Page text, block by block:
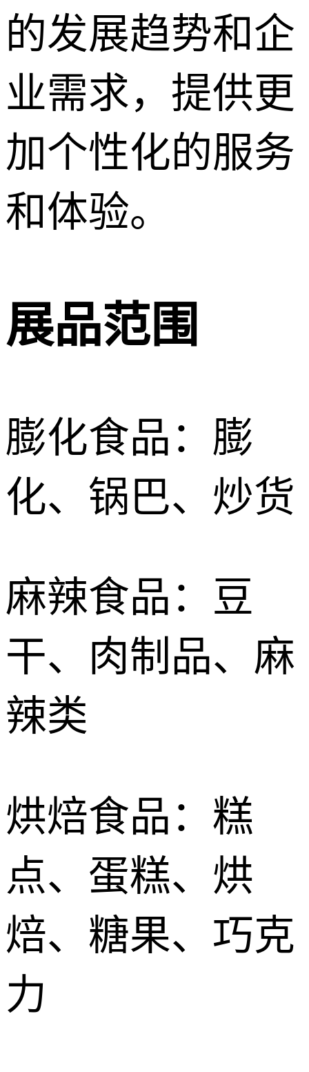
的发展趋势和企
业需求，提供更
加个性化的服务
和体验。
展品范围
膨化食品：膨
化、锅巴、炒货
麻辣食品：豆
干、肉制品、麻
辣类
烘焙食品：糕
点、蛋糕、烘
焙、糖果、巧克
力